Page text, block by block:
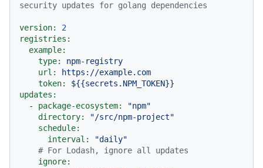
security updates for golang dependencies
version:
2
registries:
example:
type:
npm-registry
url:
https://example.com
token:
${{secrets.NPM_TOKEN}}
updates:
-
package-ecosystem:
"npm"
directory:
"/src/npm-project"
schedule:
interval:
"daily"
# For Lodash, ignore all updates
ignore: